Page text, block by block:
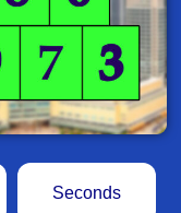
Seconds